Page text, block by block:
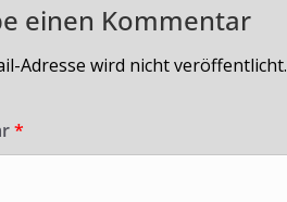
einen Kommentar
Adresse wird nicht veröffentlicht.
*